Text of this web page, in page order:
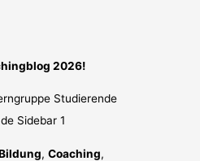
2026!
,Coaching,